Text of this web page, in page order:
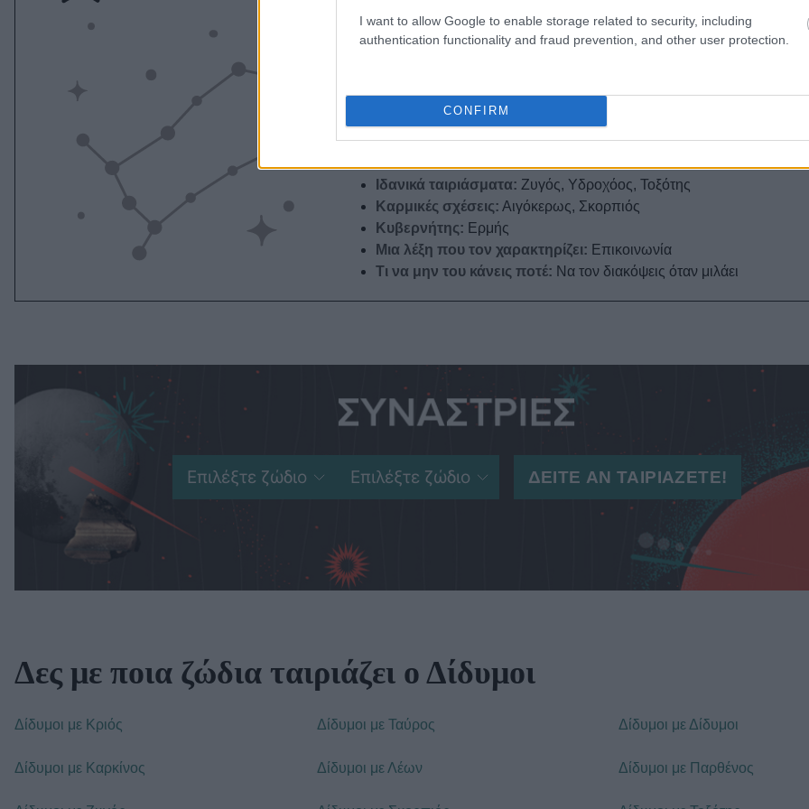
I want to allow Google to enable storage related to security, including
authentication functionality and fraud prevention, and other user protection.
CONFIRM
Στοιχείο:Αέρας
Το πιο δυνατό του skill:
Να σπάει τον πάγο / να σε κάνει να γελάς
Πλεονεκτήματα:Ευδιάθετος, έξυπνο χιούμορ, προσαρμοστικός,
δημιουργικός
Μειονεκτήματα:Βαριέται εύκολα, αναποφάσιστος, ασταθής σε
Ιδανικά ταιριάσματα: Ζυγός, Υδροχόος, Τοξότης
Καρμικές σχέσεις: Αιγόκερως, Σκορπιός
Κυβερνήτης: Ερμής
Μια λέξη που τον χαρακτηρίζει: Επικοινωνία
Τι να μην του κάνεις ποτέ: Να τον διακόψεις όταν μιλάει
Δες με ποια ζώδια ταιριάζει ο Δίδυμοι
Δίδυμοι με Κριός Δίδυμοι με Ταύρος Δίδυμοι με Δίδυμοι
Δίδυμοι με Καρκίνος Δίδυμοι με Λέων Δίδυμοι με Παρθένος